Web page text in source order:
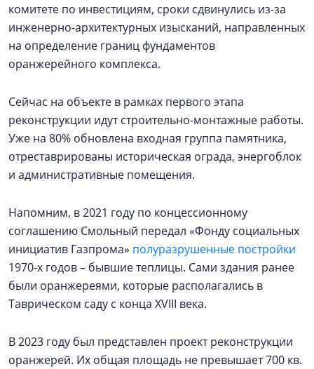
комитете по инвестициям, сроки сдвинулись из-за
инженерно-архитектурных изысканий, направленных
на определение границ фундаментов
оранжерейного комплекса.
Сейчас на объекте в рамках первого этапа
реконструкции идут строительно-монтажные работы.
Уже на 80% обновлена входная группа памятника,
отреставрированы историческая ограда, энергоблок
и административные помещения.
Напомним, в 2021 году по концессионному
соглашению Смольный передал «Фонду социальных
инициатив Газпрома» полуразрушенные постройки
1970-х годов – бывшие теплицы. Сами здания ранее
были оранжереями, которые располагались в
Таврическом саду с конца XVIII века.
В 2023 году был представлен проект реконструкции
оранжерей. Их общая площадь не превышает 700 кв.